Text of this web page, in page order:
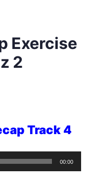
Exercise
2
Track 4
00:00